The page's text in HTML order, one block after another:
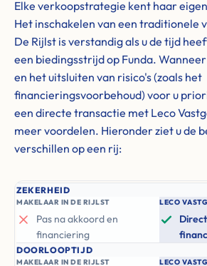
Elke verkoopstrategie kent haar
Het inschakelen van een traditionele
De Rijlst is verstandig als u de tijd
een biedingsstrijd op Funda.
en het uitsluiten van risico's (zoals het
financieringsvoorbehoud) voor u
een directe transactie met Leco
meer voordelen. Hieronder ziet u de
verschillen op een rij:
ZEKERHEID
MAKELAAR IN DE RIJLST
Pas na akkoord en
financiering
LECO
DOORLOOPTIJD
MAKELAAR IN DE RIJLST LECO